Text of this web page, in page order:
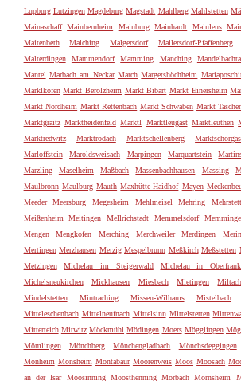
Lupburg Lutzingen Magdeburg Magstadt Mahlberg Mahlstetten
Mainaschaff Mainbernheim Mainburg Mainhardt Mainleus
Maitenbeth
Malching Malgersdorf Mallersdorf-Pfaffenberg
Malterdingen
Mammendorf Mamming Manching
Mantel Marbach am Neckar March Margetshöchheim
Marklkofen Markt Berolzheim Markt Bibart Markt Einersheim
Markt Nordheim Markt Rettenbach Markt Schwaben Markt
Marktgraitz Marktheidenfeld Marktl Marktleugast Marktleuthen
Marktredwitz
Marktrodach Marktschellenberg
Marloffstein
Maroldsweisach Marpingen Marquartstein
Marzling
Maselheim Maßbach Massenbachhausen Massing
Maulbronn Maulburg Mauth Maxhütte-Haidhof Mayen
Meeder
Meersburg Megesheim Mehlmeisel Mehring
Meißenheim
Meitingen Mellrichstadt Memmelsdorf
Mengen
Mengkofen Merching Merchweiler Merdingen
Mertingen Merzhausen Merzig Mespelbrunn Meßkirch Meßstetten
Metzingen
Michelau im Steigerwald Michelau in
Michelsneukirchen
Mickhausen Miesbach Mietingen Miltach
Mindelstetten
Mintraching Missen-Wilhams Mistelbach
Mitteleschenbach Mittelneufnach Mittelsinn Mittelstetten
Mitterteich Mitwitz Möckmühl Mödingen Moers Mögglingen
Mömlingen
Mönchberg Mönchengladbach Mönchsdeggingen
Monheim Mönsheim Montabaur Moorenweis Moos Moosach
an der Isar
Moosinning Moosthenning Morbach Mörnsheim